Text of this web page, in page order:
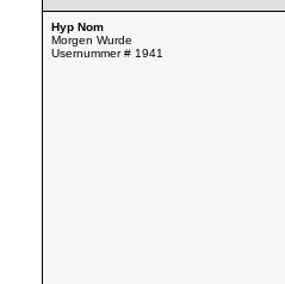
Hyp Nom
Morgen Wurde
Usernummer # 1941